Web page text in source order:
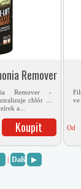
Remover
Remover -
chlór ...
a...
Koupit Od
Další ▶